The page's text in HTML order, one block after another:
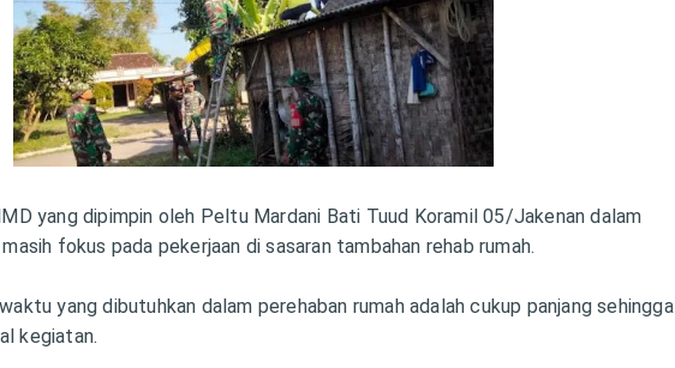
yang dipimpin oleh Peltu Mardani Bati Tuud Koramil 05/Jakenan dalam
fokus pada pekerjaan di sasaran tambahan rehab rumah.
yang dibutuhkan dalam perehaban rumah adalah cukup panjang sehingga
kegiatan.